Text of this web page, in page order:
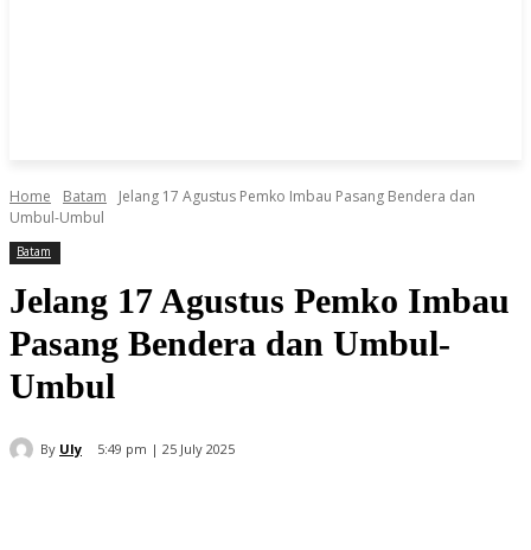
Home Batam
Jelang 17 Agustus Pemko Imbau Pasang Bendera dan
Umbul-Umbul
Batam
Jelang 17 Agustus Pemko Imbau
Pasang Bendera dan Umbul-
Umbul
By Uly 5:49 pm | 25 July 2025